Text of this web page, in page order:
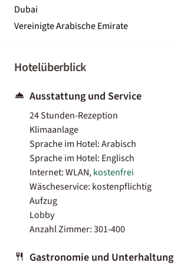
Dubai
Vereinigte Arabische Emirate
Hotelüberblick
Ausstattung und Service
24 Stunden-Rezeption
Klimaanlage
Sprache im Hotel: Arabisch
Sprache im Hotel: Englisch
Internet: WLAN,kostenfrei
Wäscheservice: kostenpflichtig
Aufzug
Lobby
Anzahl Zimmer: 301-400
Gastronomie und Unterhaltung